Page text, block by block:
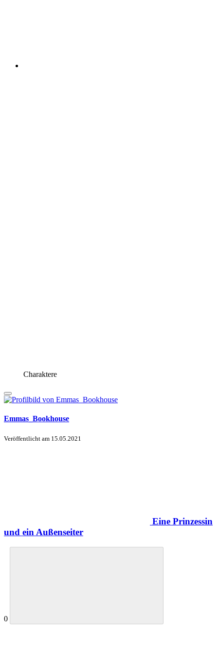
Charaktere
Emmas_Bookhouse
Veröffentlicht am 15.05.2021
Eine Prinzessin
und ein Außenseiter
0